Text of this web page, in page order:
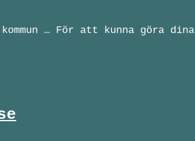
… För att kunna göra dina